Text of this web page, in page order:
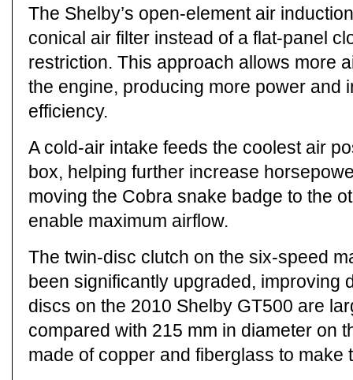
The Shelby’s open-element air
conical air filter instead of a flat-panel
restriction. This approach allows more
the engine, producing more power and
efficiency.
A cold-air intake feeds the coolest air
box, helping further increase
moving the Cobra snake badge to the
enable maximum airflow.
The twin-disc clutch on the six-speed
been significantly upgraded, improving
discs on the 2010 Shelby GT500 are
compared with 215 mm in diameter on
made of copper and fiberglass to make